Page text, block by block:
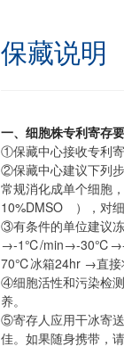
保藏说明
一、细胞株专利寄存
①保藏中心接收专利
②保藏中心建议下列
常规消化成单个细胞
10%DMSO ），对
③有条件的单位建议
→-1℃/min→-30℃→-
70℃冰箱24hr →直接
④细胞活性和污染检
养。
⑤寄存人应用干冰寄
佳。如果随身携带，